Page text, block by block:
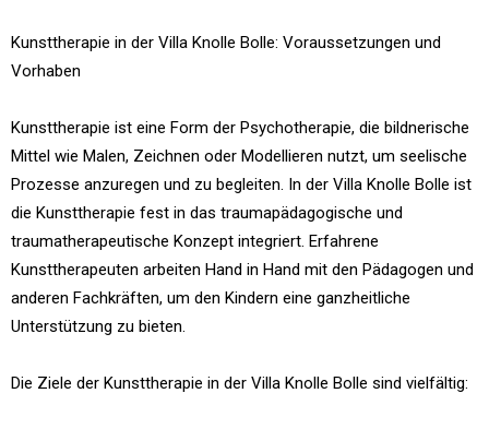
Kunsttherapie in der Villa Knolle Bolle: Voraussetzungen und
Vorhaben
Kunsttherapie ist eine Form der Psychotherapie, die bildnerische
Mittel wie Malen, Zeichnen oder Modellieren nutzt, um seelische
Prozesse anzuregen und zu begleiten. In der Villa Knolle Bolle ist
die Kunsttherapie fest in das traumapädagogische und
traumatherapeutische Konzept integriert. Erfahrene
Kunsttherapeuten arbeiten Hand in Hand mit den Pädagogen und
anderen Fachkräften, um den Kindern eine ganzheitliche
Unterstützung zu bieten.
Die Ziele der Kunsttherapie in der Villa Knolle Bolle sind vielfältig: